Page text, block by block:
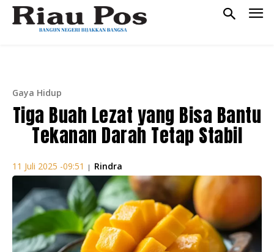
Gaya Hidup
Tiga Buah Lezat yang Bisa Bantu
Tekanan Darah Tetap Stabil
11 Juli 2025 -09:51 | Rindra